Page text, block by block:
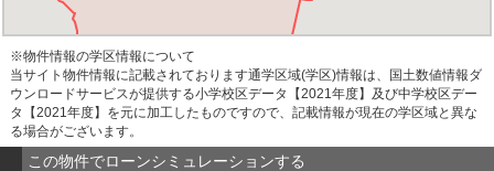
※物件情報の学区情報について
当サイト物件情報に記載されております通学区域(学区)情報は、国土数値情報ダ
ウンロードサービスが提供する小学校区データ【2021年度】及び中学校区デー
タ【2021年度】を元に加工したものですので、記載情報が現在の学区域と異な
る場合がございます。
この物件でローンシミュレーションする